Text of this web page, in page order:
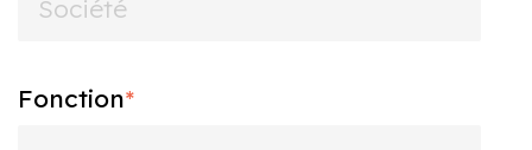
Fonction*